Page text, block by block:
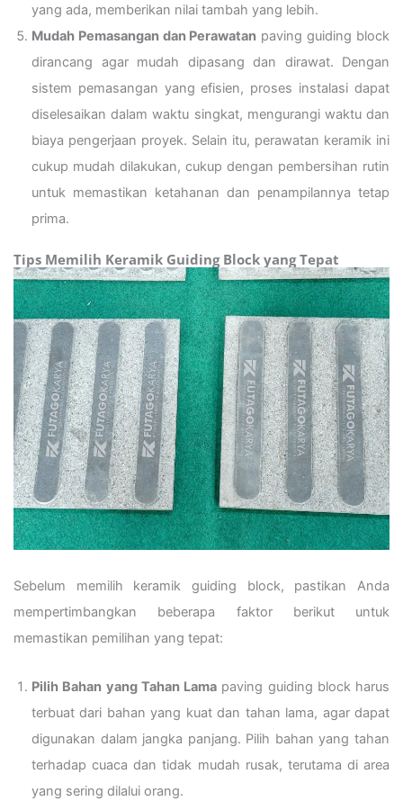
yang ada, memberikan nilai tambah yang lebih.
Mudah Pemasangan dan Perawatan paving guiding block
dirancang agar mudah dipasang dan dirawat. Dengan
sistem pemasangan yang efisien, proses instalasi dapat
diselesaikan dalam waktu singkat, mengurangi waktu dan
biaya pengerjaan proyek. Selain itu, perawatan keramik ini
cukup mudah dilakukan, cukup dengan pembersihan rutin
untuk memastikan ketahanan dan penampilannya tetap
prima.
Tips Memilih Keramik Guiding Block yang Tepat
Sebelum memilih keramik guiding block, pastikan Anda
mempertimbangkan beberapa faktor berikut untuk
memastikan pemilihan yang tepat:
Pilih Bahan yang Tahan Lama paving guiding block harus
terbuat dari bahan yang kuat dan tahan lama, agar dapat
digunakan dalam jangka panjang. Pilih bahan yang tahan
terhadap cuaca dan tidak mudah rusak, terutama di area
yang sering dilalui orang.